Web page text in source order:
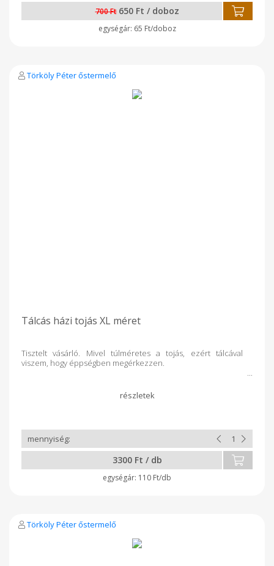
700 Ft 650 Ft / doboz
65 Ft/doboz
Törköly Péter őstermelő
Tálcás házi tojás XL méret
Tisztelt vásárló. Mivel túlméretes a tojás, ezért tálcával
viszem, hogy éppségben megérkezzen.
3300 Ft / db
110 Ft/db
Törköly Péter őstermelő